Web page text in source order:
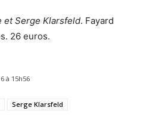
et Serge Klarsfeld. Fayard
26 euros.
à 15h56
Serge Klarsfeld